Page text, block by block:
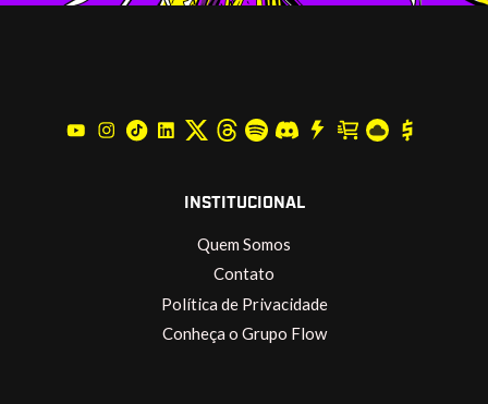
INSTITUCIONAL
Quem Somos
Contato
Política de Privacidade
Conheça o Grupo Flow